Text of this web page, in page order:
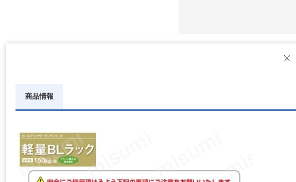
商品情報